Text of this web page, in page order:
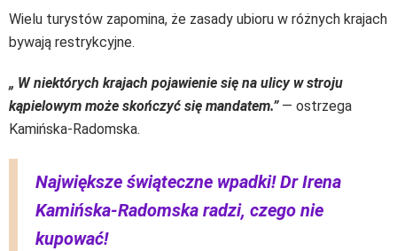
Wielu turystów zapomina, że zasady ubioru w różnych krajach
bywają restrykcyjne.
„ W niektórych krajach pojawienie się na ulicy w stroju
kąpielowym może skończyć się mandatem.” — ostrzega
Kamińska-Radomska.
Największe świąteczne wpadki! Dr Irena
Kamińska-Radomska radzi, czego nie
kupować!